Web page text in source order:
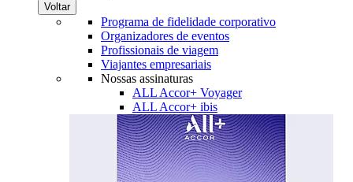
Voltar
Programa de fidelidade corporativo
Organizadores de eventos
Profissionais de viagem
Viajantes empresariais
Nossas assinaturas
ALL Accor+ Voyager
ALL Accor+ ibis